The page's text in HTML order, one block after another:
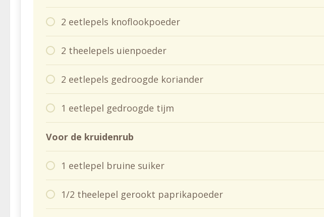
2 eetlepels knoflookpoeder
2 theelepels uienpoeder
2 eetlepels gedroogde koriander
1 eetlepel gedroogde tijm
Voor de kruidenrub
1 eetlepel bruine suiker
1/2 theelepel gerookt paprikapoeder